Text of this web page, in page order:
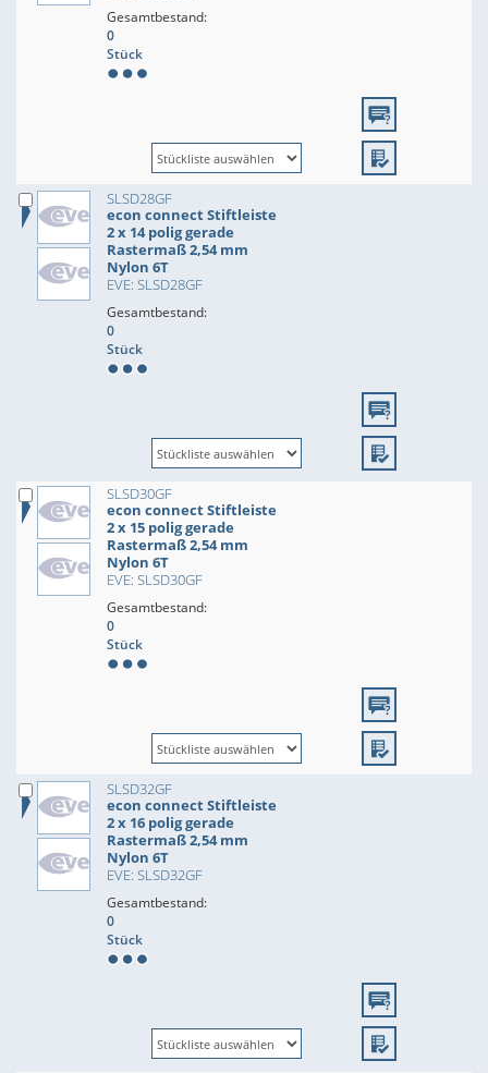
Gesamtbestand:
0
Stück
SLSD28GF
econ connect Stiftleiste
2 x 14 polig gerade
Rastermaß 2,54 mm
Nylon 6T
EVE: SLSD28GF
Gesamtbestand:
0
Stück
SLSD30GF
econ connect Stiftleiste
2 x 15 polig gerade
Rastermaß 2,54 mm
Nylon 6T
EVE: SLSD30GF
Gesamtbestand:
0
Stück
SLSD32GF
econ connect Stiftleiste
2 x 16 polig gerade
Rastermaß 2,54 mm
Nylon 6T
EVE: SLSD32GF
Gesamtbestand:
0
Stück